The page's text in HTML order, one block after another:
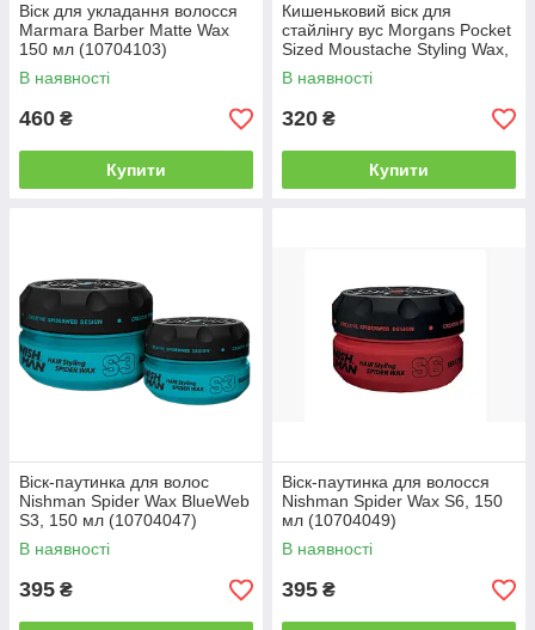
Віск для укладання волосся
Marmara Barber Matte Wax
150 мл (10704103)
В наявності
460 ₴
Купити
Кишеньковий віск для
стайлінгу вус Morgans Pocket
Sized Moustache Styling Wax,
15г
В наявності
320 ₴
Купити
Віск-паутинка для волос
Nishman Spider Wax BlueWeb
S3, 150 мл (10704047)
В наявності
395 ₴
Віск-паутинка для волосcя
Nishman Spider Wax S6, 150
мл (10704049)
В наявності
395 ₴